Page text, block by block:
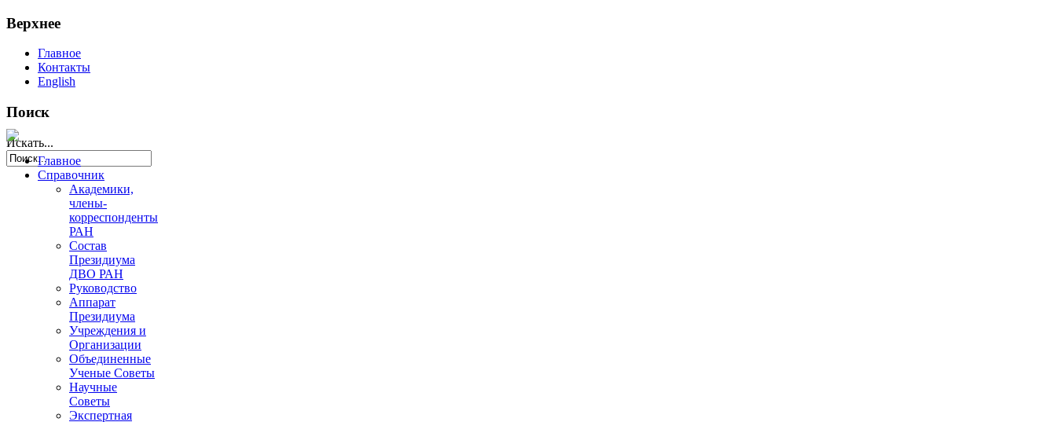
Верхнее
Главное
Контакты
English
Поиск
Искать...
Главное
Справочник
Академики,
члены-
корреспонденты
РАН
Состав
Президиума
ДВО РАН
Руководство
Аппарат
Президиума
Учреждения и
Организации
Объединенные
Ученые Советы
Научные
Советы
Экспертная